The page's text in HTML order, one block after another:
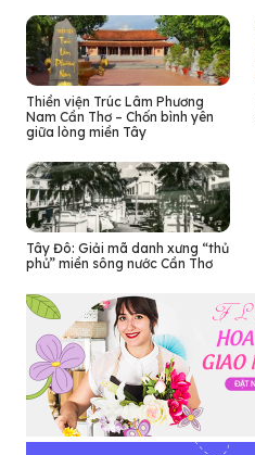
Thiền viện Trúc Lâm Phương
Nam Cần Thơ – Chốn bình yên
giữa lòng miền Tây
Tây Đô: Giải mã danh xưng “thủ
phủ” miền sông nước Cần Thơ